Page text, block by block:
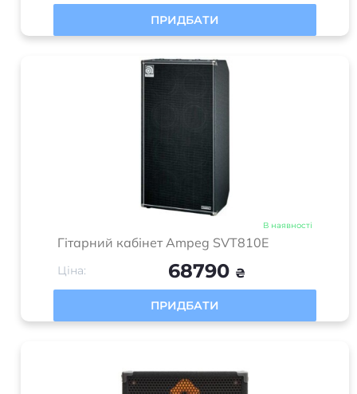
Магазин “Music House” засновано в 2017 році з
метою створення унікального простору для
музичних ентузіастів та професіоналів. Це було
Категорії
Акустичні системи
Музичне обладнання
Гітари та обладнання
Духові інструменти